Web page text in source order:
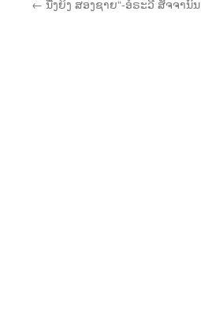
← ນື່ງຍິງ ສອງຊາຍ“-ອໍຣະວີ ສັຈຈານົນ